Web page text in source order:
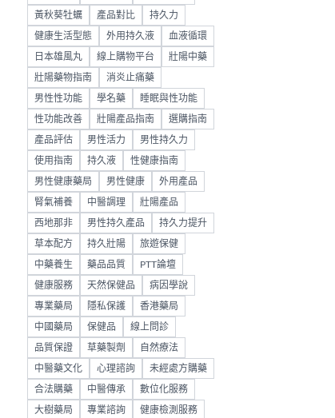
黃秋葵牡蠣 產品對比 持久力
健康生活型態 外用持久液 血液循環
日本雄風丸 線上購物平台 壯陽中藥
壯陽藥物指南 消炎止痛藥
男性性功能 學名藥 睡眠與性功能
性功能改善 壯陽產品指南 選購指南
產品評估 男性活力 男性持久力
使用指南 持久液 性健康指南
男性健康藥局 男性健康 外用產品
腎氣補養 中醫調理 壯陽產品
西地那非 男性持久產品 持久力提升
草本配方 持久壯陽 旅遊保健
中藥養生 藥品品質 PTT論壇
健康服務 天然保健品 病因學說
專業藥局 隱私保護 香港藥局
中國藥局 保健品 線上問診
品質保證 草藥製劑 自然療法
中醫藥文化 心理諮詢 未經處方購藥
合法購藥 中醫傳承 數位化服務
大樹藥局 專業諮詢 健康檢測服務